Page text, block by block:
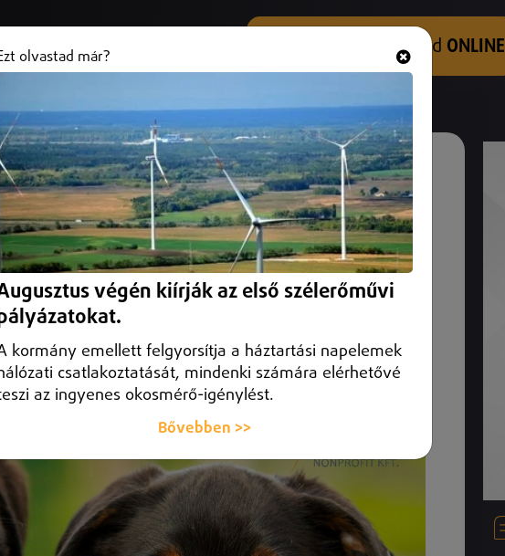
+36 (20) 316 3000 Hallgasd és nézd ONLINE
a határidő
19-ig tart az ebösszeírás Nyíregyháza közigazgatási területén.
olvastad már?
végén kiírják az első szélerőművi
kormány emellett felgyorsítja a háztartási napelemek
csatlakoztatását, mindenki számára elérhetővé
az ingyenes okosmérő-igénylést.
Bővebben >>